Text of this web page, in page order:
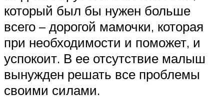
который был бы нужен больше
всего – дорогой мамочки, которая
при необходимости и поможет, и
успокоит. В ее отсутствие малыш
вынужден решать все проблемы
своими силами.